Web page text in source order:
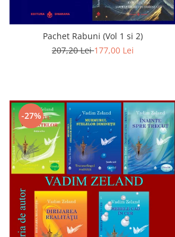
Pachet Rabuni (Vol 1 si 2)
207,20 Lei177,00 Lei
-27%